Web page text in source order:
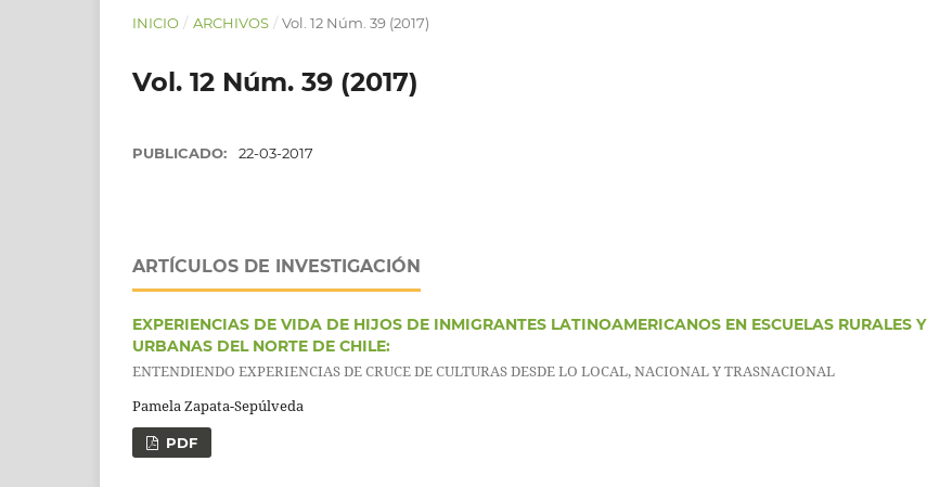
INICIO / ARCHIVOS / Vol. 12 Núm. 39 (2017)
Vol. 12 Núm. 39 (2017)
PUBLICADO: 22-03-2017
ARTÍCULOS DE INVESTIGACIÓN
EXPERIENCIAS DE VIDA DE HIJOS DE INMIGRANTES LATINOAMERICANOS EN ESCUELAS RURALES Y
URBANAS DEL NORTE DE CHILE:
ENTENDIENDO EXPERIENCIAS DE CRUCE DE CULTURAS DESDE LO LOCAL, NACIONAL Y TRASNACIONAL
Pamela Zapata-Sepúlveda
PDF